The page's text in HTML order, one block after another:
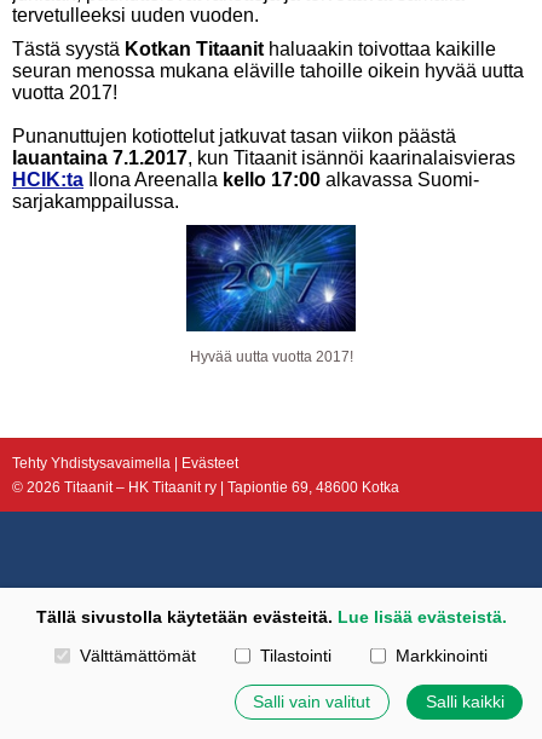
tervetulleeksi uuden vuoden.
Tästä syystä Kotkan Titaanit haluaakin toivottaa kaikille
seuran menossa mukana eläville tahoille oikein hyvää uutta
vuotta 2017!
Punanuttujen kotiottelut jatkuvat tasan viikon päästä
lauantaina 7.1.2017, kun Titaanit isännöi kaarinalaisvieras
HCIK:ta Ilona Areenalla kello 17:00 alkavassa Suomi-
sarjakamppailussa.
Hyvää uutta vuotta 2017!
Tehty Yhdistysavaimella
Evästeet
© 2026 Titaanit – HK Titaanit ry | Tapiontie 69, 48600 Kotka
Tällä sivustolla käytetään evästeitä. Lue lisää evästeistä.
Valitse käytettävät evästeet
Välttämättömät Tilastointi Markkinointi
Salli vain valitut Salli kaikki